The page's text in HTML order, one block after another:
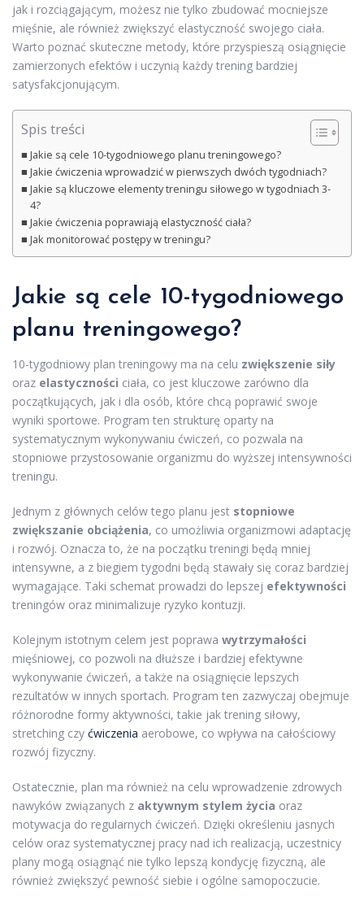
jak i rozciągającym, możesz nie tylko zbudować mocniejsze
mięśnie, ale również zwiększyć elastyczność swojego ciała.
Warto poznać skuteczne metody, które przyspieszą osiągnięcie
zamierzonych efektów i uczynią każdy trening bardziej
satysfakcjonującym.
Spis treści
Jakie są cele 10-tygodniowego planu treningowego?
Jakie ćwiczenia wprowadzić w pierwszych dwóch tygodniach?
Jakie są kluczowe elementy treningu siłowego w tygodniach 3-
4?
Jakie ćwiczenia poprawiają elastyczność ciała?
Jak monitorować postępy w treningu?
Jakie są cele 10-tygodniowego
planu treningowego?
10-tygodniowy plan treningowy ma na celu zwiększenie siły
oraz elastyczności ciała, co jest kluczowe zarówno dla
początkujących, jak i dla osób, które chcą poprawić swoje
wyniki sportowe. Program ten strukturę oparty na
systematycznym wykonywaniu ćwiczeń, co pozwala na
stopniowe przystosowanie organizmu do wyższej intensywności
treningu.
Jednym z głównych celów tego planu jest stopniowe
zwiększanie obciążenia, co umożliwia organizmowi adaptację
i rozwój. Oznacza to, że na początku treningi będą mniej
intensywne, a z biegiem tygodni będą stawały się coraz bardziej
wymagające. Taki schemat prowadzi do lepszej efektywności
treningów oraz minimalizuje ryzyko kontuzji.
Kolejnym istotnym celem jest poprawa wytrzymałości
mięśniowej, co pozwoli na dłuższe i bardziej efektywne
wykonywanie ćwiczeń, a także na osiągnięcie lepszych
rezultatów w innych sportach. Program ten zazwyczaj obejmuje
różnorodne formy aktywności, takie jak trening siłowy,
stretching czy ćwiczenia aerobowe, co wpływa na całościowy
rozwój fizyczny.
Ostatecznie, plan ma również na celu wprowadzenie zdrowych
nawyków związanych z aktywnym stylem życia oraz
motywacja do regularnych ćwiczeń. Dzięki określeniu jasnych
celów oraz systematycznej pracy nad ich realizacją, uczestnicy
plany mogą osiągnąć nie tylko lepszą kondycję fizyczną, ale
również zwiększyć pewność siebie i ogólne samopoczucie.